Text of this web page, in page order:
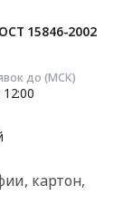
15846-2002
до (МСК)
12:00
картон,